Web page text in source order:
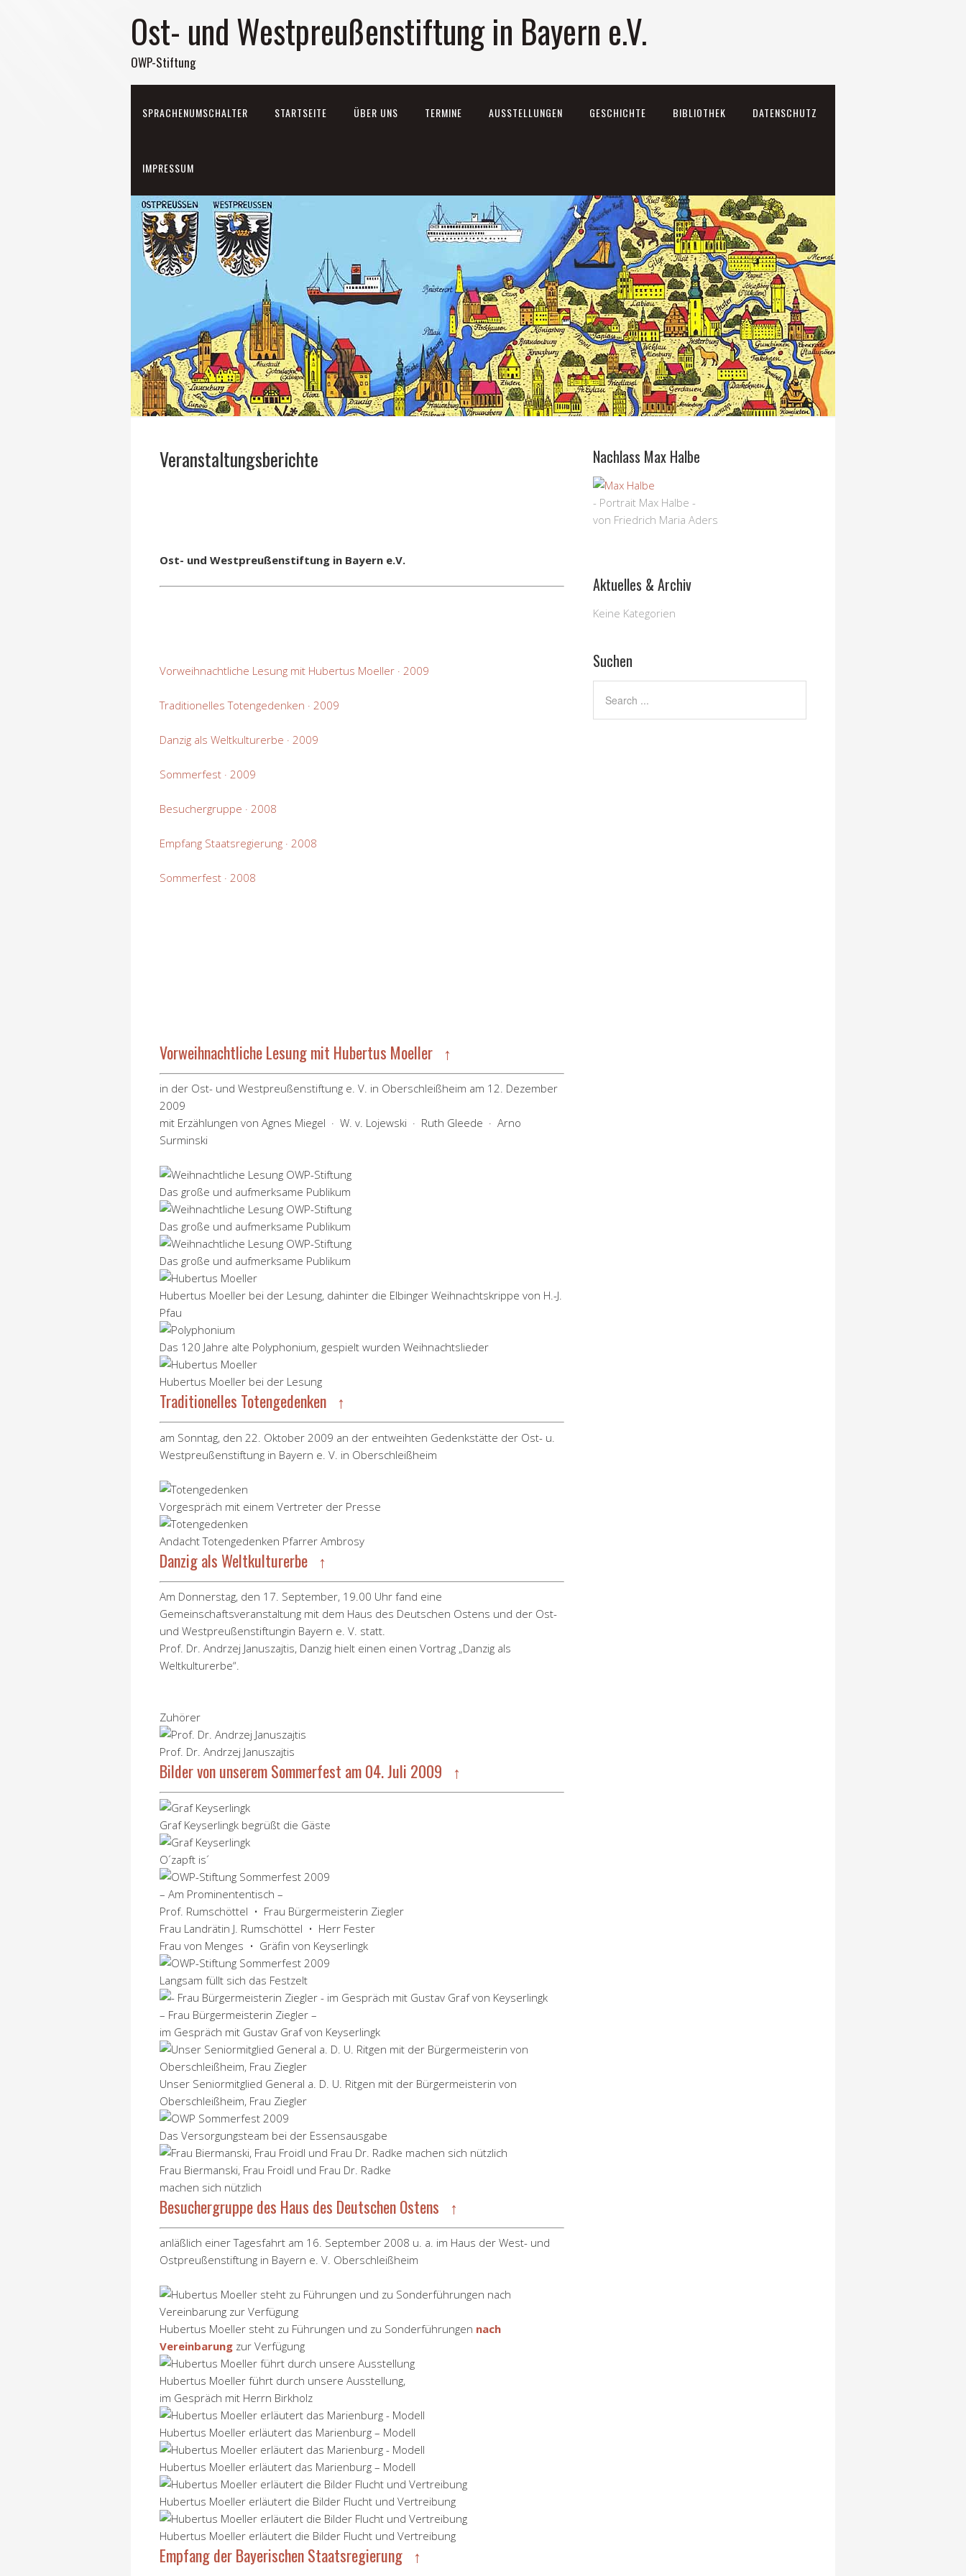
Ost- und Westpreußenstiftung in Bayern e.V.
OWP-Stiftung
SPRACHENUMSCHALTER STARTSEITE ÜBER UNS TERMINE AUSSTELLUNGEN GESCHICHTE BIBLIOTHEK DATENSCHUTZ
IMPRESSUM
Veranstaltungsberichte
Ost- und Westpreußenstiftung in Bayern e.V.
Vorweihnachtliche Lesung mit Hubertus Moeller · 2009
Traditionelles Totengedenken · 2009
Danzig als Weltkulturerbe · 2009
Sommerfest · 2009
Besuchergruppe · 2008
Empfang Staatsregierung · 2008
Sommerfest · 2008
Vorweihnachtliche Lesung mit Hubertus Moeller ↑
in der Ost- und Westpreußenstiftung e. V. in Oberschleißheim am 12. Dezember
2009
mit Erzählungen von Agnes Miegel · W. v. Lojewski · Ruth Gleede · Arno
Surminski
Das große und aufmerksame Publikum
Das große und aufmerksame Publikum
Das große und aufmerksame Publikum
Hubertus Moeller bei der Lesung, dahinter die Elbinger Weihnachtskrippe von H.-J.
Pfau
Das 120 Jahre alte Polyphonium, gespielt wurden Weihnachtslieder
Hubertus Moeller bei der Lesung
Traditionelles Totengedenken ↑
am Sonntag, den 22. Oktober 2009 an der entweihten Gedenkstätte der Ost- u.
Westpreußenstiftung in Bayern e. V. in Oberschleißheim
Vorgespräch mit einem Vertreter der Presse
Andacht Totengedenken Pfarrer Ambrosy
Danzig als Weltkulturerbe ↑
Am Donnerstag, den 17. September, 19.00 Uhr fand eine
Gemeinschaftsveranstaltung mit dem Haus des Deutschen Ostens und der Ost-
und Westpreußenstiftungin Bayern e. V. statt.
Prof. Dr. Andrzej Januszajtis, Danzig hielt einen einen Vortrag „Danzig als
Weltkulturerbe“.
Zuhörer
Prof. Dr. Andrzej Januszajtis
Bilder von unserem Sommerfest am 04. Juli 2009 ↑
Graf Keyserlingk begrüßt die Gäste
O´zapft is´
– Am Prominententisch –
Prof. Rumschöttel • Frau Bürgermeisterin Ziegler
Frau Landrätin J. Rumschöttel • Herr Fester
Frau von Menges • Gräfin von Keyserlingk
Langsam füllt sich das Festzelt
– Frau Bürgermeisterin Ziegler –
im Gespräch mit Gustav Graf von Keyserlingk
Unser Seniormitglied General a. D. U. Ritgen mit der Bürgermeisterin von
Oberschleißheim, Frau Ziegler
Das Versorgungsteam bei der Essensausgabe
Frau Biermanski, Frau Froidl und Frau Dr. Radke
machen sich nützlich
Besuchergruppe des Haus des Deutschen Ostens ↑
anläßlich einer Tagesfahrt am 16. September 2008 u. a. im Haus der West- und
Ostpreußenstiftung in Bayern e. V. Oberschleißheim
Hubertus Moeller steht zu Führungen und zu Sonderführungen nach
Vereinbarung zur Verfügung
Hubertus Moeller führt durch unsere Ausstellung,
im Gespräch mit Herrn Birkholz
Hubertus Moeller erläutert das Marienburg – Modell
Hubertus Moeller erläutert das Marienburg – Modell
Hubertus Moeller erläutert die Bilder Flucht und Vertreibung
Hubertus Moeller erläutert die Bilder Flucht und Vertreibung
Empfang der Bayerischen Staatsregierung ↑
Nachlass Max Halbe
- Portrait Max Halbe -
von Friedrich Maria Aders
Aktuelles & Archiv
Keine Kategorien
Suchen